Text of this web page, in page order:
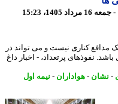
کناری نیست و می تواند در
نفوذهای پرتعداد، - اخبار داغ
-هواداران - نیمه اول